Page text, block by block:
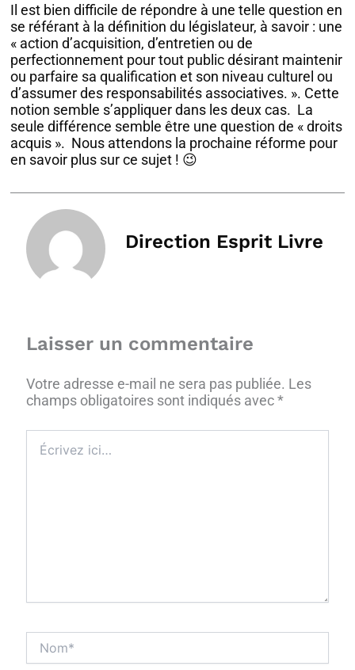
Il est bien difficile de répondre à une telle question en
se référant à la définition du législateur, à savoir : une
« action d’acquisition, d’entretien ou de
perfectionnement pour tout public désirant maintenir
ou parfaire sa qualification et son niveau culturel ou
d’assumer des responsabilités associatives. ». Cette
notion semble s’appliquer dans les deux cas. La
seule différence semble être une question de « droits
acquis ». Nous attendons la prochaine réforme pour
en savoir plus sur ce sujet ! 😉
Direction Esprit Livre
Laisser un commentaire
Votre adresse e-mail ne sera pas publiée. Les
champs obligatoires sont indiqués avec*
ici…